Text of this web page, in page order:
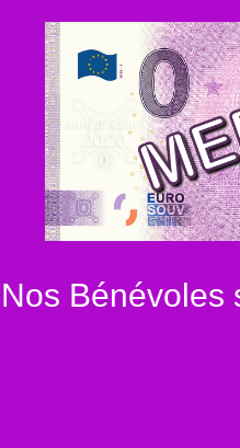
Nos Bénévoles